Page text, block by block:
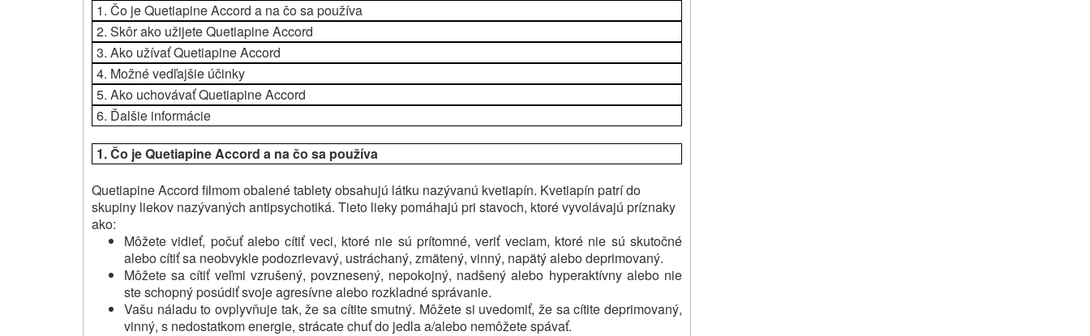
1.Čo je Quetiapine Accord a na čo sa používa
2.Skôr ako užijete Quetiapine Accord
3.Ako užívať Quetiapine Accord
4. Možné vedľajšie účinky
5.Ako uchovávať Quetiapine Accord
6. Ďalšie informácie
1.Čo je Quetiapine Accord a na čo sa používa
Quetiapine Accord filmom obalené tablety obsahujú látku nazývanú kvetiapín. Kvetiapín patrí do
skupiny liekov nazývaných antipsychotiká. Tieto lieky pomáhajú pri stavoch, ktoré vyvolávajú príznaky
ako:
Môžete vidieť, počuť alebo cítiť veci, ktoré nie sú prítomné, veriť veciam, ktoré nie sú skutočné
alebo cítiť sa neobvykle podozrievavý, ustráchaný, zmätený, vinný, napätý alebo deprimovaný.
Môžete sa cítiť veľmi vzrušený, povznesený, nepokojný, nadšený alebo hyperaktívny alebo nie
ste schopný posúdiť svoje agresívne alebo rozkladné správanie.
Vašu náladu to ovplyvňuje tak, že sa cítite smutný. Môžete si uvedomiť, že sa cítite deprimovaný,
vinný, s nedostatkom energie, strácate chuť do jedla a/alebo nemôžete spávať.